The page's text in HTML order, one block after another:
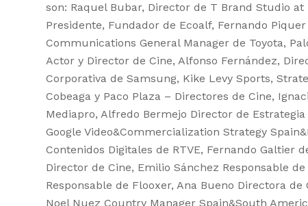
son: Raquel Bubar, Director de T Brand Studio
Presidente, Fundador de Ecoalf, Fernando
Communications General Manager de Toyota,
Actor y Director de Cine, Alfonso Fernández,
Corporativa de Samsung, Kike Levy Sports,
Cobeaga y Paco Plaza – Directores de Cine,
Mediapro, Alfredo Bermejo Director de
Google Video&Commercialization Strategy
Contenidos Digitales de RTVE, Fernando Galtier
Director de Cine, Emilio Sánchez Responsable
Responsable de Flooxer, Ana Bueno Directora
Noel Nuez Country Manager Spain&South